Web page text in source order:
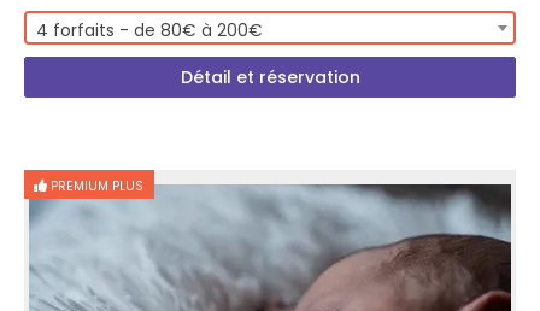
4 forfaits - de 80€ à 200€
Détail et réservation
PREMIUM PLUS